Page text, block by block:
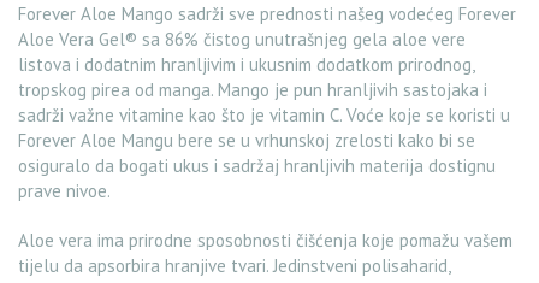
Forever Aloe Mango sadrži sve prednosti našeg vodećeg Forever
Aloe Vera Gel® sa 86% čistog unutrašnjeg gela aloe vere
listova i dodatnim hranljivim i ukusnim dodatkom prirodnog,
tropskog pirea od manga. Mango je pun hranljivih sastojaka i
sadrži važne vitamine kao što je vitamin C. Voće koje se koristi u
Forever Aloe Mangu bere se u vrhunskoj zrelosti kako bi se
osiguralo da bogati ukus i sadržaj hranljivih materija dostignu
prave nivoe.
Aloe vera ima prirodne sposobnosti čišćenja koje pomažu vašem
tijelu da apsorbira hranjive tvari. Jedinstveni polisaharid,